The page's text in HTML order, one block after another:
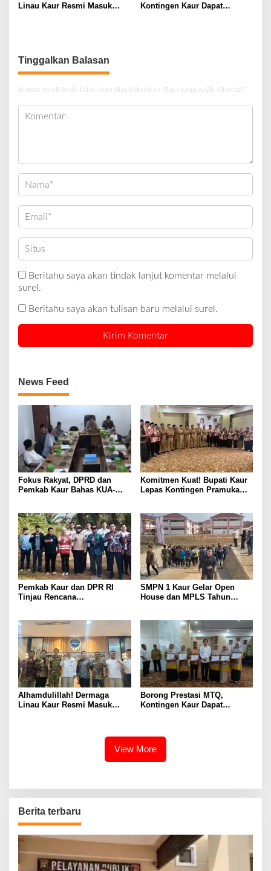
Linau Kaur Resmi Masuk
Kontingen Kaur Dapat
Tinggalkan Balasan
Alamat email Anda tidak akan dipublikasikan. Ruas yang wajib ditandai *
Beritahu saya akan tindak lanjut komentar melalui
surel.
Beritahu saya akan tulisan baru melalui surel.
News Feed
Fokus Rakyat, DPRD dan
Pemkab Kaur Bahas KUA-
Komitmen Kuat! Bupati Kaur
Lepas Kontingen Pramuka
Pemkab Kaur dan DPR RI
Tinjau Rencana
SMPN 1 Kaur Gelar Open
House dan MPLS Tahun
Alhamdulillah! Dermaga
Linau Kaur Resmi Masuk
Borong Prestasi MTQ,
Kontingen Kaur Dapat
View More
Berita terbaru